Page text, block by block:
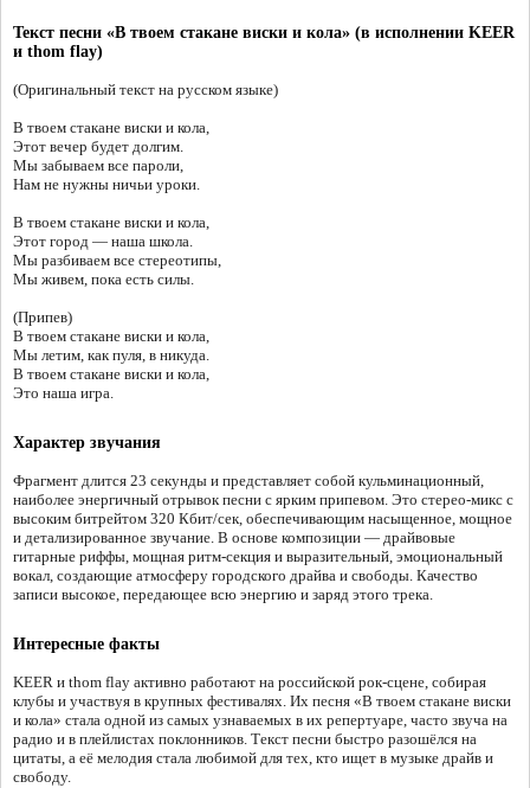
Текст песни «В твоем стакане виски и кола» (в исполнении KEER
и thom flay)
(Оригинальный текст на русском языке)
В твоем стакане виски и кола,
Этот вечер будет долгим.
Мы забываем все пароли,
Нам не нужны ничьи уроки.
В твоем стакане виски и кола,
Этот город — наша школа.
Мы разбиваем все стереотипы,
Мы живем, пока есть силы.
(Припев)
В твоем стакане виски и кола,
Мы летим, как пуля, в никуда.
В твоем стакане виски и кола,
Это наша игра.
Характер звучания
Фрагмент длится 23 секунды и представляет собой кульминационный,
наиболее энергичный отрывок песни с ярким припевом. Это стерео-микс с
высоким битрейтом 320 Кбит/сек, обеспечивающим насыщенное, мощное
и детализированное звучание. В основе композиции — драйвовые
гитарные риффы, мощная ритм-секция и выразительный, эмоциональный
вокал, создающие атмосферу городского драйва и свободы. Качество
записи высокое, передающее всю энергию и заряд этого трека.
Интересные факты
KEER и thom flay активно работают на российской рок-сцене, собирая
клубы и участвуя в крупных фестивалях. Их песня «В твоем стакане виски
и кола» стала одной из самых узнаваемых в их репертуаре, часто звуча на
радио и в плейлистах поклонников. Текст песни быстро разошёлся на
цитаты, а её мелодия стала любимой для тех, кто ищет в музыке драйв и
свободу.